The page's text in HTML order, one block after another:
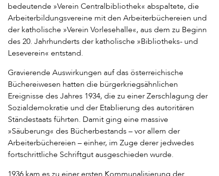
bedeutende »Verein Centralbibliothek« abspaltete, die
Arbeiterbildungsvereine mit den Arbeiterbüchereien und
der katholische »Verein Vorlesehalle«, aus dem zu Beginn
des 20. Jahrhunderts der katholische »Bibliotheks- und
Leseverein« entstand.
Gravierende Auswirkungen auf das österreichische
Büchereiwesen hatten die bürgerkriegsähnlichen
Ereignisse des Jahres 1934, die zu einer Zerschlagung der
Sozialdemokratie und der Etablierung des autoritären
Ständestaats führten. Damit ging eine massive
»Säuberung« des Bücherbestands – vor allem der
Arbeiterbüchereien – einher, im Zuge derer jedwedes
fortschrittliche Schriftgut ausgeschieden wurde.
1936 kam es zu einer ersten Kommunalisierung der